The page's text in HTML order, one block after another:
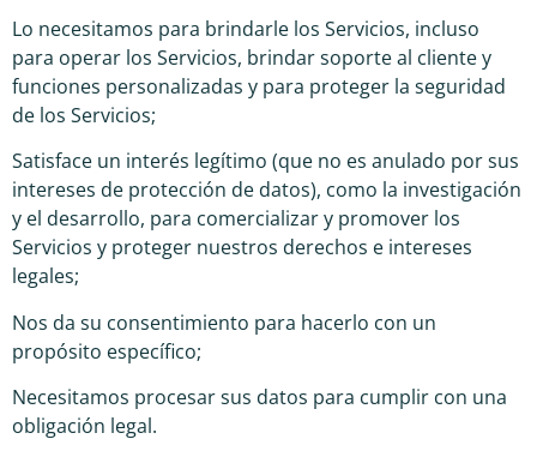
Lo necesitamos para brindarle los Servicios, incluso
para operar los Servicios, brindar soporte al cliente y
funciones personalizadas y para proteger la seguridad
de los Servicios;
Satisface un interés legítimo (que no es anulado por sus
intereses de protección de datos), como la investigación
y el desarrollo, para comercializar y promover los
Servicios y proteger nuestros derechos e intereses
legales;
Nos da su consentimiento para hacerlo con un
propósito específico;
Necesitamos procesar sus datos para cumplir con una
obligación legal.